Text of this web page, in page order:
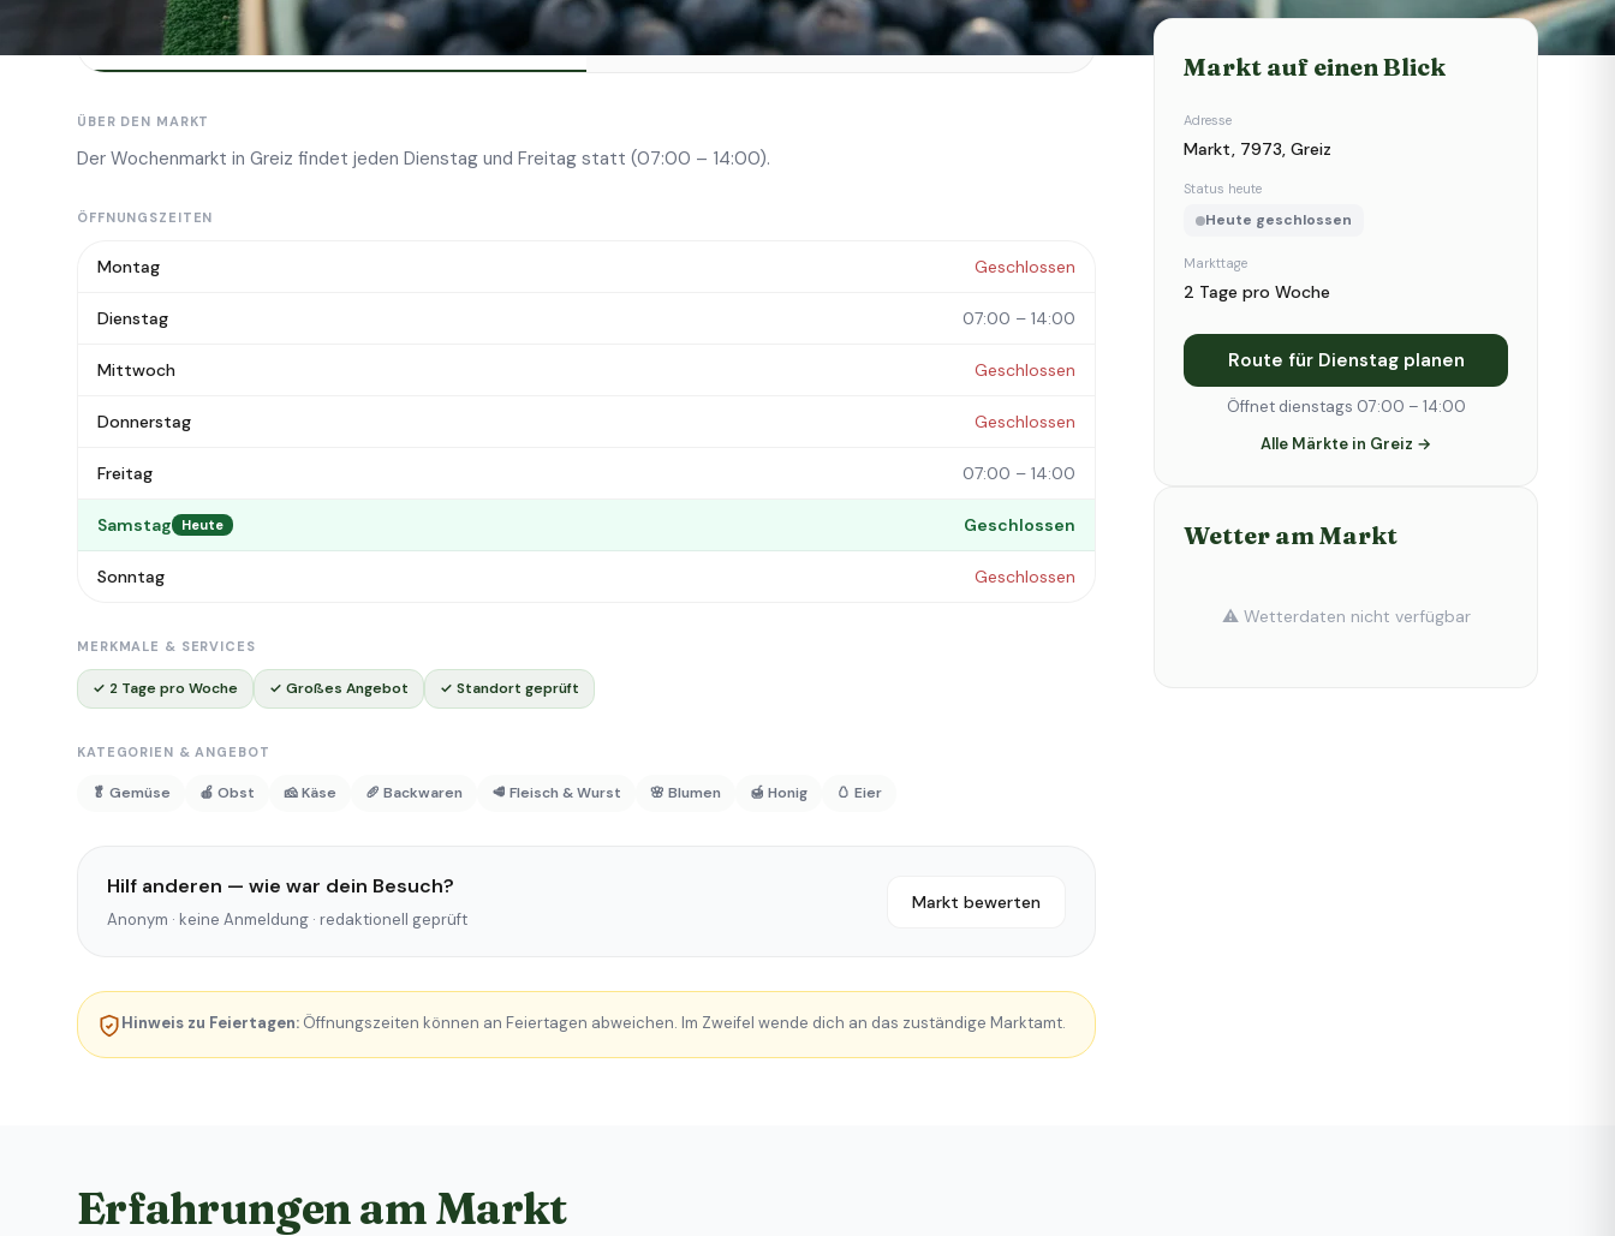
Über den Markt Händler
ÜBER DEN MARKT
Der Wochenmarkt in Greiz findet jeden Dienstag und Freitag statt (07:00 – 14:00).
ÖFFNUNGSZEITEN
Montag Geschlossen
Dienstag 07:00 – 14:00
Mittwoch Geschlossen
Donnerstag Geschlossen
Freitag 07:00 – 14:00
Samstag Heute Geschlossen
Sonntag Geschlossen
MERKMALE & SERVICES
✓ 2 Tage pro Woche ✓ Großes Angebot ✓ Standort geprüft
KATEGORIEN & ANGEBOT
🥬 Gemüse 🍎 Obst 🧀 Käse 🥖 Backwaren 🥩 Fleisch & Wurst 🌸 Blumen 🍯 Honig 🥚 Eier
Hilf anderen — wie war dein Besuch?
Anonym · keine Anmeldung · redaktionell geprüft
Markt bewerten
Hinweis zu Feiertagen: Öffnungszeiten können an Feiertagen abweichen. Im Zweifel wende dich an das zuständige Marktamt.
Markt auf einen Blick
Adresse
Markt, 7973, Greiz
Status heute
Heute geschlossen
Markttage
2 Tage pro Woche
Route für Dienstag planen
Öffnet dienstags 07:00 – 14:00
Alle Märkte in Greiz →
Wetter am Markt
⚠️ Wetterdaten nicht verfügbar
Erfahrungen am Markt